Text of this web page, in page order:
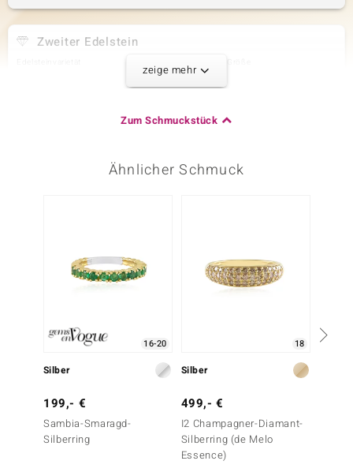
Zweiter Edelstein
4 à 1,5 mm
Rundschliff
Rundschliff
zeige mehr
Zum Schmuckstück
Ähnlicher Schmuck
16-20
Silber
199,- €
Sambia-Smaragd-
Silberring
18
Silber
499,- €
I2 Champagner-Diamant-
Silberring (de Melo
Essence)